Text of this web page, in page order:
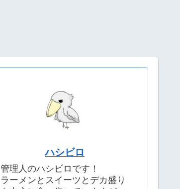
ハシビロ
管理人のハシビロです！
ラーメンとスイーツとデカ盛り